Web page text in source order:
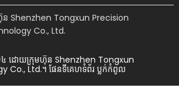
ន Shenzhen Tongxun Precision
Co., Ltd.
២៤ ដោយក្រុមហ៊ុន Shenzhen Tongxun
Co., Ltd.។ ផែនទីគេហទំព័រ ប្លក់​កំពូល